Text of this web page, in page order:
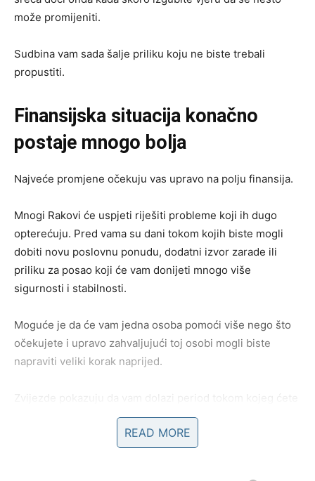
može promijeniti.
Sudbina vam sada šalje priliku koju ne biste trebali
propustiti.
Finansijska situacija konačno
postaje mnogo bolja
Najveće promjene očekuju vas upravo na polju finansija.
Mnogi Rakovi će uspjeti riješiti probleme koji ih dugo
opterećuju. Pred vama su dani tokom kojih biste mogli
dobiti novu poslovnu ponudu, dodatni izvor zarade ili
priliku za posao koji će vam donijeti mnogo više
sigurnosti i stabilnosti.
Moguće je da će vam jedna osoba pomoći više nego što
očekujete i upravo zahvaljujući toj osobi mogli biste
napraviti veliki korak naprijed.
Zvijezde pokazuju da vam dolazi period tokom kojeg ćete
mnogo manje brinuti o novcu.
READ MORE